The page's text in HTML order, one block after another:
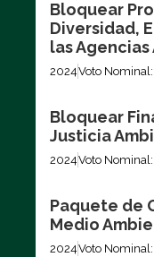
Bloquear
Diversidad,
las
2024Voto
Bloquear
Justicia
2024Voto
Paquete de
Medio
2024Voto